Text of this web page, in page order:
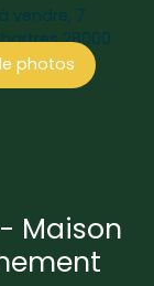
photos
- Maison